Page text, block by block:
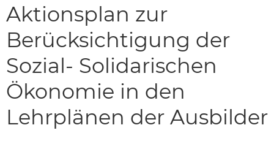
Aktionsplan zur
Berücksichtigung der
Sozial- Solidarischen
Ökonomie in den
Lehrplänen der Ausbilder